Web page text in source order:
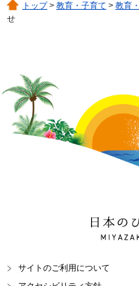
トップ> 教育・子育て > 教育
せ
日本のひ
サイトのご利用について